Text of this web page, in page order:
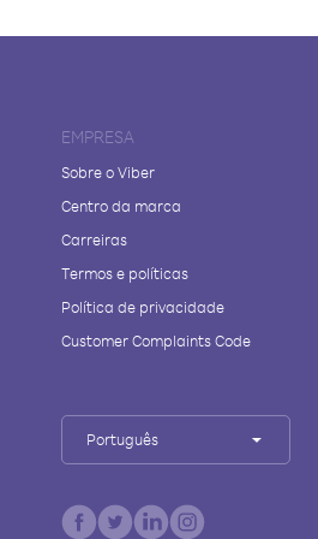
EMPRESA
Sobre o Viber
Centro da marca
Carreiras
Termos e políticas
Política de privacidade
Customer Complaints Code
Português